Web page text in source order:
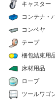
キャスター
コンテナ・
コンベヤ
テープ
梱包結束用
床材用品
ロープ
ツールワゴ